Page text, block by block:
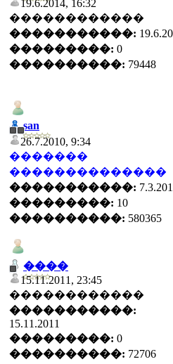
19.6.2014, 16:32
������������
�����������:
���������: 0
����������: 79448
san
26.7.2010, 9:34
�������
��������������
�����������:
���������: 10
����������: 580365
����
15.11.2011, 23:45
������������
�����������:
15.11.2011
���������: 0
����������: 72706